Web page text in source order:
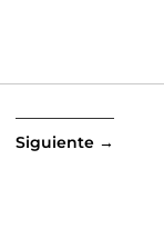
Siguiente →